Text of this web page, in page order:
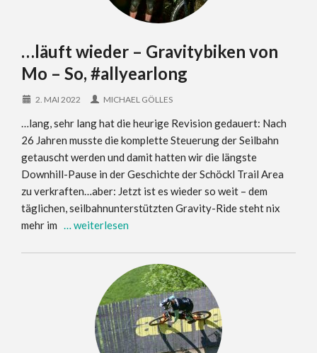
…läuft wieder – Gravitybiken von
Mo – So, #allyearlong
2. MAI 2022 MICHAEL GÖLLES
…lang, sehr lang hat die heurige Revision gedauert: Nach
26 Jahren musste die komplette Steuerung der Seilbahn
getauscht werden und damit hatten wir die längste
Downhill-Pause in der Geschichte der Schöckl Trail Area
zu verkraften…aber: Jetzt ist es wieder so weit – dem
täglichen, seilbahnunterstützten Gravity-Ride steht nix
mehr im … weiterlesen